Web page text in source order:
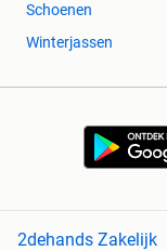
Schoenen
Winterjassen
2dehands Zakelijk